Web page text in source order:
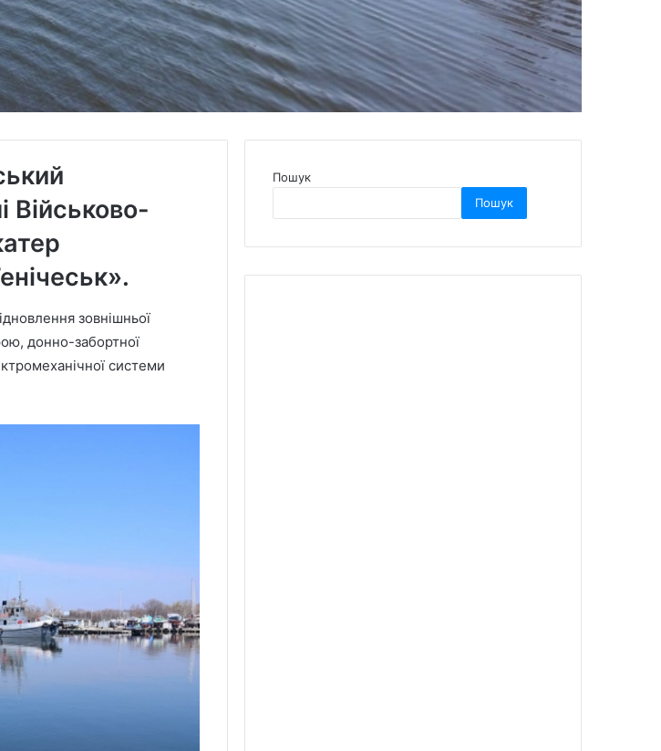
Військово-
зовнішньої
донно-забортної
системи
Пошук
Пошук